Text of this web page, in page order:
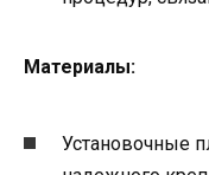
Материалы:
Установочные